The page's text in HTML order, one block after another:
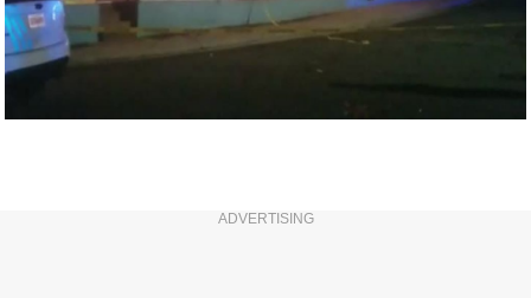
ADVERTISING